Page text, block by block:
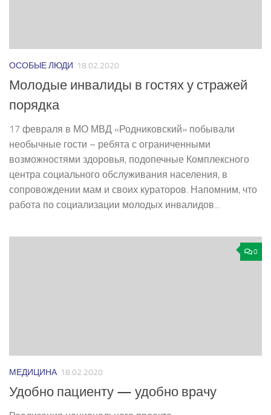
ОСОБЫЕ ЛЮДИ 18.02.2020
Молодые инвалиды в гостях у стражей
порядка
17 февраля в МО МВД «Родниковский» побывали
необычные гости – ребята с ограниченными
возможностями здоровья, подопечные Комплексного
центра социального обслуживания населения, в
сопровождении мам и своих кураторов. Напомним, что
работа по социализации молодых инвалидов...
0
МЕДИЦИНА 18.02.2020
Удобно пациенту — удобно врачу